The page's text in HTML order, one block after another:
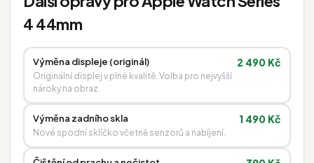
4 44mm
Výměna displeje (originál)
Originální displej v plné kvalitě. Volba pro nejvyšší
nároky na obraz.
2 490 Kč
Výměna zadního skla
Nové spodní sklíčko včetně senzorů a nabíjení.
1 490 Kč